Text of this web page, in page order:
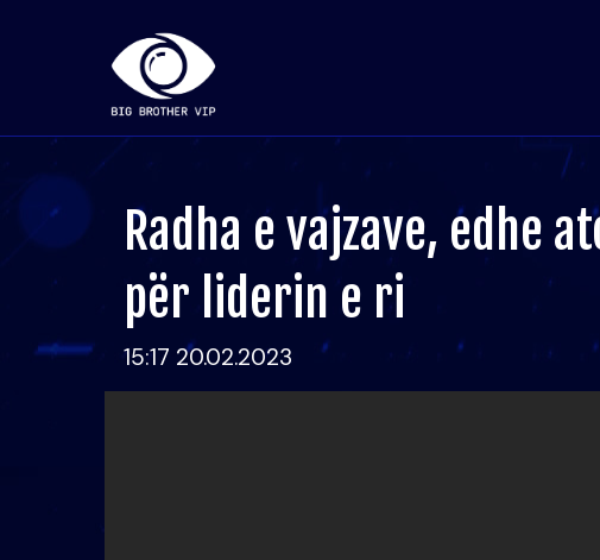
Radha e vajzave, edhe
për liderin e ri
15:17 20.02.2023